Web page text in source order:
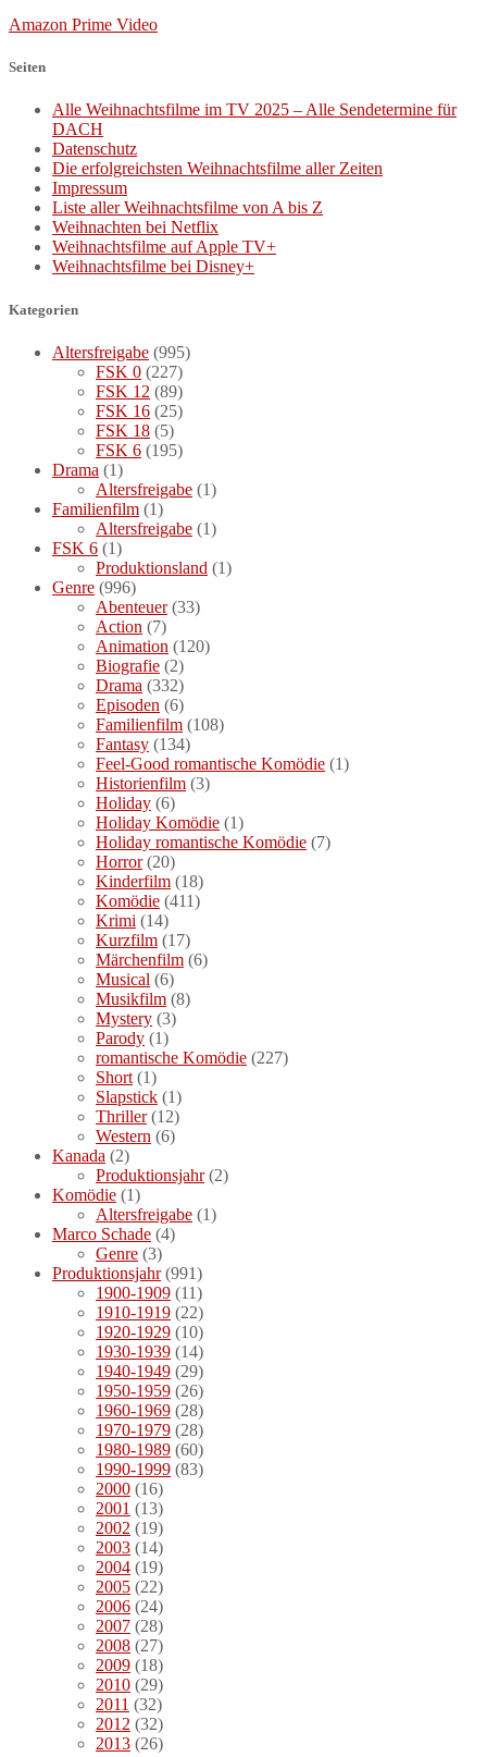
Amazon Prime Video
Seiten
Alle Weihnachtsfilme im TV 2025 – Alle Sendetermine für
DACH
Datenschutz
Die erfolgreichsten Weihnachtsfilme aller Zeiten
Impressum
Liste aller Weihnachtsfilme von A bis Z
Weihnachten bei Netflix
Weihnachtsfilme auf Apple TV+
Weihnachtsfilme bei Disney+
Kategorien
Altersfreigabe (995)
FSK 0 (227)
FSK 12 (89)
FSK 16 (25)
FSK 18 (5)
FSK 6 (195)
Drama (1)
Altersfreigabe (1)
Familienfilm (1)
Altersfreigabe (1)
FSK 6 (1)
Produktionsland (1)
Genre (996)
Abenteuer(33)
Action (7)
Animation (120)
Biografie (2)
Drama (332)
Episoden (6)
Familienfilm (108)
Fantasy (134)
Feel-Good romantische Komödie (1)
Historienfilm (3)
Holiday (6)
Holiday Komödie (1)
Holiday romantische Komödie (7)
Horror(20)
Kinderfilm (18)
Komödie (411)
Krimi (14)
Kurzfilm (17)
Märchenfilm (6)
Musical (6)
Musikfilm (8)
Mystery (3)
Parody (1)
romantische Komödie (227)
Short (1)
Slapstick (1)
Thriller(12)
Western (6)
Kanada (2)
Produktionsjahr(2)
Komödie (1)
Altersfreigabe (1)
Marco Schade (4)
Genre (3)
Produktionsjahr(991)
1900-1909 (11)
1910-1919 (22)
1920-1929 (10)
1930-1939 (14)
1940-1949 (29)
1950-1959 (26)
1960-1969 (28)
1970-1979 (28)
1980-1989 (60)
1990-1999 (83)
2000 (16)
2001 (13)
2002 (19)
2003 (14)
2004 (19)
2005 (22)
2006 (24)
2007 (28)
2008 (27)
2009 (18)
2010 (29)
2011 (32)
2012 (32)
2013 (26)